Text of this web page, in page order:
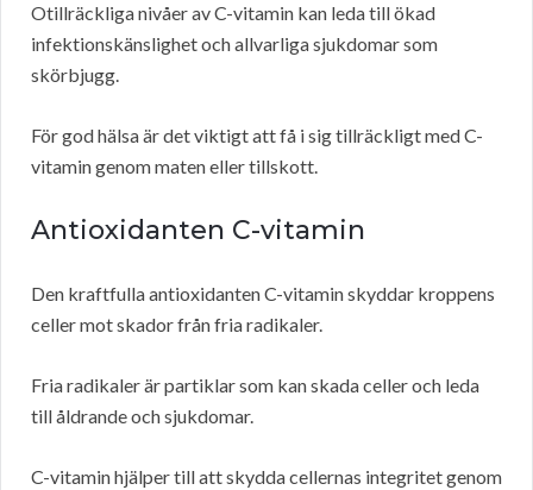
Otillräckliga nivåer av C-vitamin kan leda till ökad
infektionskänslighet och allvarliga sjukdomar som
skörbjugg.
För god hälsa är det viktigt att få i sig tillräckligt med C-
vitamin genom maten eller tillskott.
Antioxidanten C-vitamin
Den kraftfulla antioxidanten C-vitamin skyddar kroppens
celler mot skador från fria radikaler.
Fria radikaler är partiklar som kan skada celler och leda
till åldrande och sjukdomar.
C-vitamin hjälper till att skydda cellernas integritet genom